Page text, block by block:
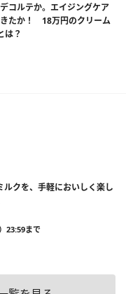
コルテか。エイジングケア
たか！ 18万円のクリーム
は？
ルクを、手軽においしく楽し
23:59まで